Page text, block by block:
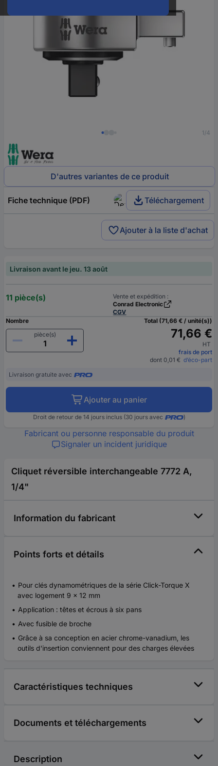
1/4
D'autres variantes de ce produit
Fiche technique (PDF) Téléchargement
Ajouter à la liste d'achat
Livraison avant le jeu. 13 août
11 pièce(s)
Vente et expédition :
Conrad Electronic
CGV
Nombre
pièce(s)
Total (71,66 € / unité(s))
71,66 €
HT
frais de port
dont 0,01 € d’éco-part
Livraison gratuite avec
Ajouter au panier
Droit de retour de 14 jours inclus (30 jours avec )
Fabricant ou personne responsable du produit
Signaler un incident juridique
Cliquet réversible interchangeable 7772 A,
1/4"
Information du fabricant
Points forts et détails
Pour clés dynamométriques de la série Click-Torque X
avec logement 9 x 12 mm
Application : têtes et écrous à six pans
Avec fusible de broche
Grâce à sa conception en acier chrome-vanadium, les
outils d'insertion conviennent pour des charges élevées
Caractéristiques techniques
Documents et téléchargements
Description